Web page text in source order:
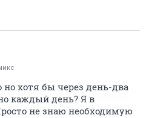
хотя бы через день-два
каждый день? Я в
не знаю необходимую